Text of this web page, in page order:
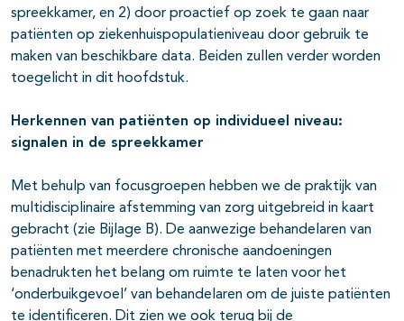
spreekkamer, en 2) door proactief op zoek te gaan naar
patiënten op ziekenhuispopulatieniveau door gebruik te
maken van beschikbare data. Beiden zullen verder worden
toegelicht in dit hoofdstuk.
Herkennen van patiënten op individueel niveau:
signalen in de spreekkamer
Met behulp van focusgroepen hebben we de praktijk van
multidisciplinaire afstemming van zorg uitgebreid in kaart
gebracht (zie Bijlage B). De aanwezige behandelaren van
patiënten met meerdere chronische aandoeningen
benadrukten het belang om ruimte te laten voor het
‘onderbuikgevoel’ van behandelaren om de juiste patiënten
te identificeren. Dit zien we ook terug bij de